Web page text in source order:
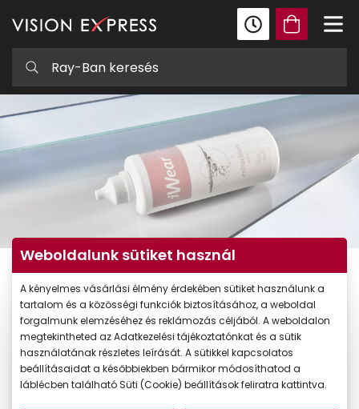
Kontaktlencse-folyadékok
Havi kontaktlencséje mellé ápolófolyadékra lesz
szüksége. A kontaktlencse-folyadékok
fertőtlenítenek és hidratálják szemét kontaktlencse-
viselés közben.TisztítsaÖn is megfelelően
Weboldalunk sütiket használ
A kényelmes vásárlási élmény érdekében sütiket használunk a
tartalom és a közösségi funkciók biztosításához, a weboldal
forgalmunk elemzéséhez és reklámozás céljából. A weboldalon
megtekintheted az Adatkezelési tájékoztatónkat és a sütik
használatának részletes leírását. A sütikkel kapcsolatos
beállításaidat a későbbiekben bármikor módosíthatod a
láblécben található Süti (Cookie) beállítások feliratra kattintva.